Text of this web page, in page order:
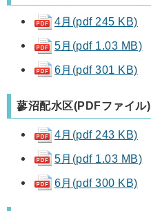
4月(pdf 245 KB)
5月(pdf 1.03 MB)
6月(pdf 301 KB)
蓼沼配水区(PDFファイル)
4月(pdf 243 KB)
5月(pdf 1.03 MB)
6月(pdf 300 KB)